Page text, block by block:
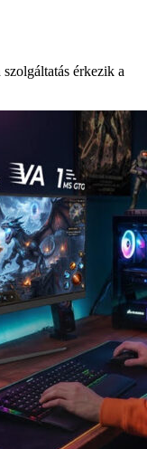
érkezik a